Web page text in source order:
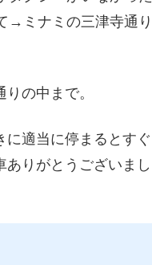
→ミナミの三津寺通り
の中まで。
に適当に停まるとすぐ
りがとうございまし